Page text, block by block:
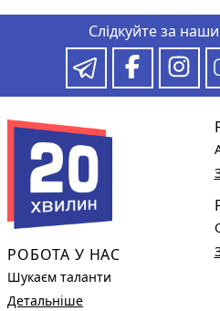
Слідкуйте за
РОБОТА У НАС
Шукаєм таланти
Детальніше